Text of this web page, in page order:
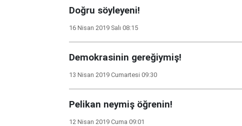
Doğru söyleyeni!
16 Nisan 2019 Salı 08:15
Demokrasinin gereğiymiş!
13 Nisan 2019 Cumartesi 09:30
Pelikan neymiş öğrenin!
12 Nisan 2019 Cuma 09:01